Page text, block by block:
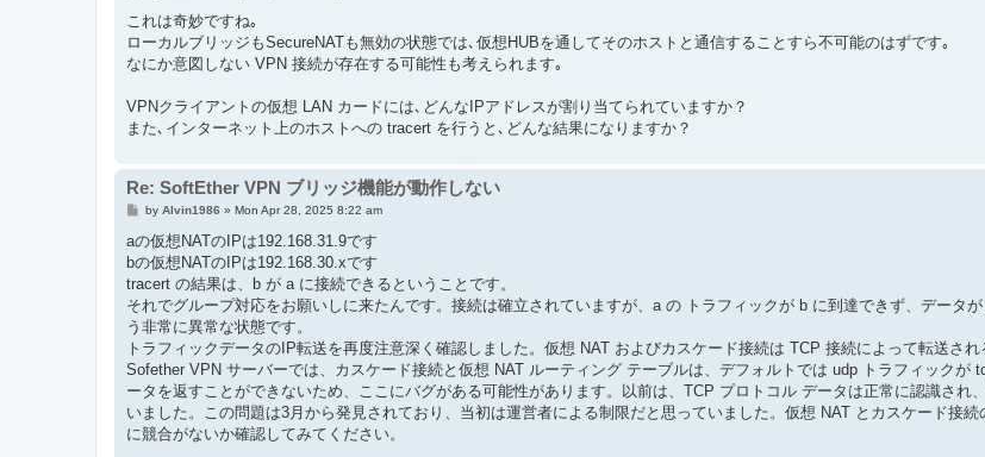
s
これは奇妙ですね｡
ローカルブリッジもSecureNATも無効の状態では､仮想HUBを通してそのホストと通信することすら不可能のはずです｡
なにか意図しない VPN 接続が存在する可能性も考えられます｡
VPNクライアントの仮想 LAN カードには､どんなIPアドレスが割り当てられていますか？
また､インターネット上のホストへの tracert を行うと､どんな結果になりますか？
Re: SoftEther VPN ブリッジ機能が動作しない
P
s
by Alvin1986 » Mon Apr 28, 2025 8:22 am
aの仮想NATのIPは192.168.31.9です
bの仮想NATのIPは192.168.30.xです
tracert の結果は、b が a に接続できるということです。
それでグループ対応をお願いしに来たんです。接続は確立されていますが、a の トラフィックが b に到達できず、データ
う非常に異常な状態です。
トラフィックデータのIP転送を再度注意深く確認しました。仮想 NAT およびカスケード接続は TCP 接続によって転送され
Sofether VPN サーバーでは、カスケード接続と仮想 NAT ルーティング テーブルは、デフォルトでは udp トラフィックが
ータを返すことができないため、ここにバグがある可能性があります。以前は、TCP プロトコル データは正常に認識され
いました。この問題は3月から発見されており、当初は運営者による制限だと思っていました。仮想 NAT とカスケード接続
に競合がないか確認してみてください。